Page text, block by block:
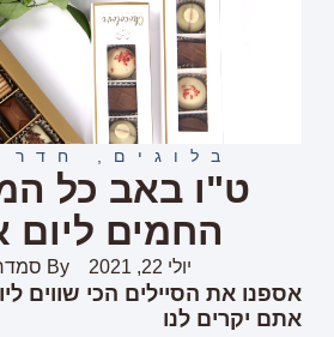
בלוגים חדר
ט"ו באב כל
החמים
יולי 22, 2021 By
אספנו את הסיילים הכי שווים
אתם יקרים לנו